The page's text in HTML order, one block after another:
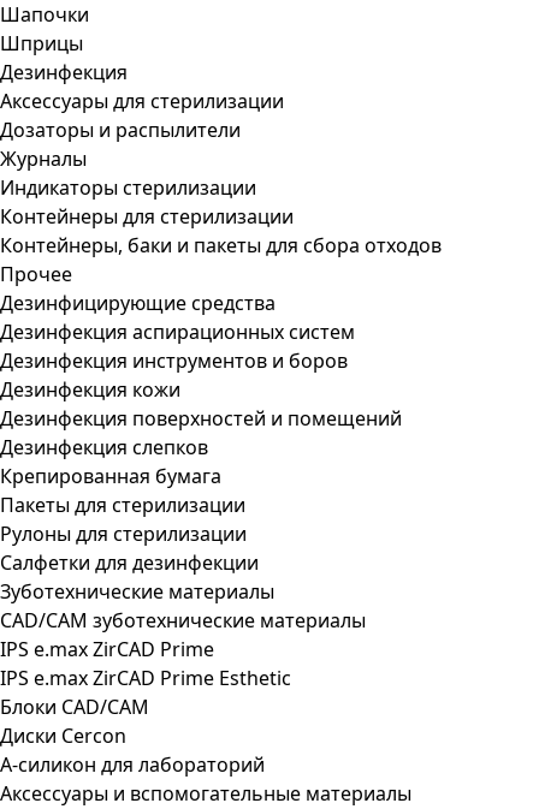
Шапочки
Шприцы
Дезинфекция
Аксессуары для стерилизации
Дозаторы и распылители
Журналы
Индикаторы стерилизации
Контейнеры для стерилизации
Контейнеры, баки и пакеты для сбора отходов
Прочее
Дезинфицирующие средства
Дезинфекция аспирационных систем
Дезинфекция инструментов и боров
Дезинфекция кожи
Дезинфекция поверхностей и помещений
Дезинфекция слепков
Крепированная бумага
Пакеты для стерилизации
Рулоны для стерилизации
Салфетки для дезинфекции
Зуботехнические материалы
CAD/CAM зуботехнические материалы
IPS e.max ZirCAD Prime
IPS e.max ZirCAD Prime Esthetic
Блоки CAD/CAM
Диски Cercon
А-силикон для лабораторий
Аксессуары и вспомогательные материалы